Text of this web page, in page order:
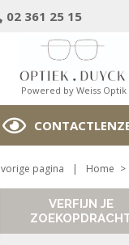
02 361 25 15
Powered by Weiss Optik
vorige pagina | Home >
VERFIJN JE